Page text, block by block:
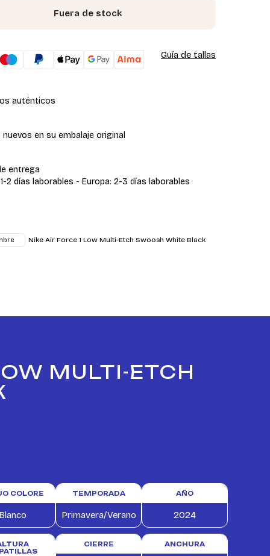
Fuera de stock
Guía de tallas
auténticos
en su embalaje original
entrega
2 días laborables - Europa: 2-3 días laborables
Nike Air Force 1 Low Multi-Etch Swoosh White Black
MULTI-ETCH
COLORE
Blanco
TEMPORADA
Primavera/Verano
AÑO
2024
CIERRE ANCHURA